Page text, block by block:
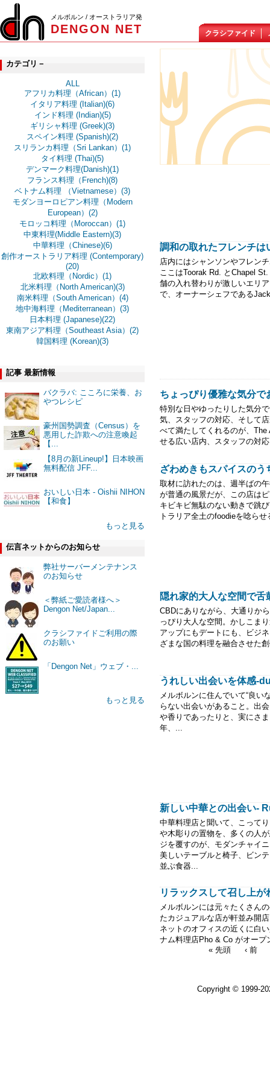
メルボルン / オーストラリア発
DENGON NET クラシファイド
カテゴリ－
ALL
アフリカ料理（African）(1)
イタリア料理 (Italian)(6)
インド料理 (Indian)(5)
ギリシャ料理 (Greek)(3)
スペイン料理 (Spanish)(2)
スリランカ料理（Sri Lankan）(1)
タイ料理 (Thai)(5)
デンマーク料理(Danish)(1)
フランス料理（French)(8)
ベトナム料理 （Vietnamese）(3)
モダンヨーロピアン料理（Modern
European）(2)
モロッコ料理（Moroccan）(1)
中東料理(Middle Eastern)(3)
中華料理（Chinese)(6)
創作オーストラリア料理 (Contemporary)
(20)
北欧料理（Nordic）(1)
北米料理（North American)(3)
南米料理（South American）(4)
地中海料理（Mediterranean）(3)
日本料理 (Japanese)(22)
東南アジア料理（Southeast Asia）(2)
韓国料理 (Korean)(3)
記事 最新情報
バクラバ: こころに栄養、お
やつレシピ
豪州国勢調査（Census）を
悪用した詐欺への注意喚起
【...
【8月の新Lineup!】日本映画
無料配信 JFF...
おいしい日本 - Oishii NIHON
【和食】
もっと見る
伝言ネットからのお知らせ
弊社サーバーメンテナンス
のお知らせ
＜弊紙ご愛読者様へ＞
Dengon Net/Japan...
クラシファイドご利用の際
のお願い
「Dengon Net」ウェブ・...
もっと見る
調和の取れたフレンチ
店内にはシャンソンやフレン
ここはToorak Rd. とChapel
舗の入れ替わりが激しいエリ
で、オーナーシェフである
ちょっぴり優雅な気分
特別な日やゆったりした気分
気、スタッフの対応、そして
べて満たしてくれるのが、
せる広い店内、スタッフの対
ざわめきもスパイスの
取材に訪れたのは、週半ばの
が普通の風景だが、この店は
キビキビ無駄のない動きで跳
トラリア全土のfoodieを唸ら
隠れ家的大人な空間で
CBDにありながら、大通りか
っぴり大人な空間。かしこま
アップにもデートにも、ビジ
ざまな国の料理を融合させた
うれしい出会いを体感-
メルボルンに住んでいて“良い
らない出会いがあること。出
や香りであったりと、実にさ
年、...
新しい中華との出会い-
中華料理店と聞いて、こって
や木彫りの置物を、多くの人
ジを覆すのが、モダンチャイ
美しいテーブルと椅子、ビン
並ぶ食器...
リラックスして召し上
メルボルンには元々たくさん
たカジュアルな店が軒並み開
ネットのオフィスの近くに白
ナム料理店Pho & Co がオープ
« 先頭
‹ 前
Copyright © 1999-